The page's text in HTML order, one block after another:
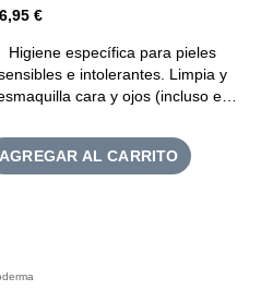
€
Higiene específica para pieles
e intolerantes. Limpia y
cara y ojos (incluso e…
AGREGAR AL CARRITO